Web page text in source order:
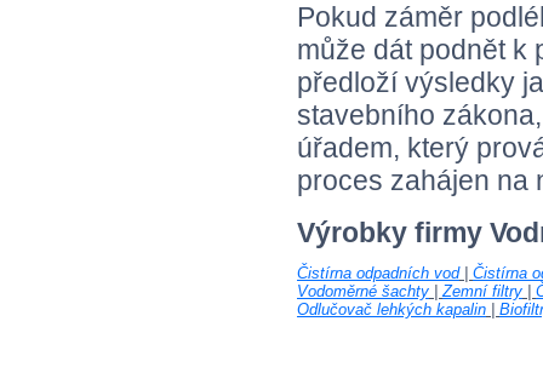
Pokud záměr
může dát podnět
předloží výsledky
stavebního
úřadem, který
proces zahájen na
Výrobky firmy
Čistírna odpadních vod| Čistírna
Vodoměrné šachty |Zemní filtry
Odlučovač lehkých kapalin